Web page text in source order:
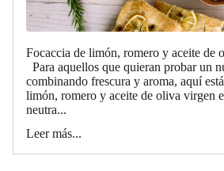
Focaccia de limón, romero y aceite de
Para aquellos que quieran probar un
combinando frescura y aroma, aquí
limón, romero y aceite de oliva virgen
neutra...
Leer más...